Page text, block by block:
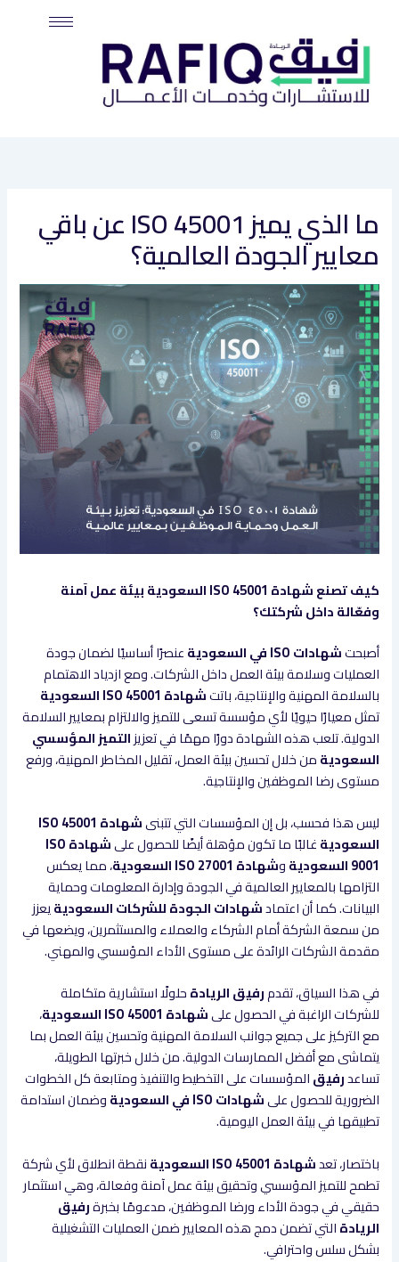
المحتوى
ما الذي يميز ISO 45001 عن باقي
معايير الجودة العالمية؟
كيف تصنع شهادة ISO 45001 السعودية بيئة عمل آمنة
وفعّالة داخل شركتك؟
أصبحتشهادات ISO في السعودية
عنصرًا أساسيًا لضمان جودة
العمليات وسلامة بيئة العمل داخل الشركات. ومع ازدياد الاهتمام
بالسلامة المهنية والإنتاجية، باتتشهادة ISO 45001 السعودية
تمثل معيارًا حيويًا لأي مؤسسة تسعى للتميز والالتزام بمعايير السلامة
الدولية. تلعب هذه الشهادة دورًا مهمًا في تعزيزالتميز المؤسسي
السعوديةمن خلال تحسين بيئة العمل، تقليل المخاطر المهنية، ورفع
مستوى رضا الموظفين والإنتاجية.
ليس هذا فحسب، بل إن المؤسسات التي تتبنى
شهادة ISO 45001
السعوديةغالبًا ما تكون مؤهلة أيضًا للحصول على
شهادة ISO
9001 السعودية
وشهادة ISO 27001 السعودية
، مما يعكس
التزامها بالمعايير العالمية في الجودة وإدارة المعلومات وحماية
البيانات. كما أن اعتمادشهادات الجودة للشركات السعوديةيعزز
من سمعة الشركة أمام الشركاء والعملاء والمستثمرين، ويضعها في
مقدمة الشركات الرائدة على مستوى الأداء المؤسسي والمهني.
في هذا السياق، تقدمرفيق الريادةحلولًا استشارية متكاملة
للشركات الراغبة في الحصول علىشهادة ISO 45001 السعودية
،
مع التركيز على جميع جوانب السلامة المهنية وتحسين بيئة العمل بما
يتماشى مع أفضل الممارسات الدولية. من خلال خبرتها الطويلة،
تساعدرفيقالمؤسسات على التخطيط والتنفيذ ومتابعة كل الخطوات
الضرورية للحصول علىشهادات ISO في السعودية
وضمان استدامة
تطبيقها في بيئة العمل اليومية.
باختصار، تعدشهادة ISO 45001 السعودية
نقطة انطلاق لأي شركة
تطمح للتميز المؤسسي وتحقيق بيئة عمل آمنة وفعالة، وهي استثمار
حقيقي في جودة الأداء ورضا الموظفين، مدعومًا بخبرةرفيق
الريادةالتي تضمن دمج هذه المعايير ضمن العمليات التشغيلية
بشكل سلس واحترافي.